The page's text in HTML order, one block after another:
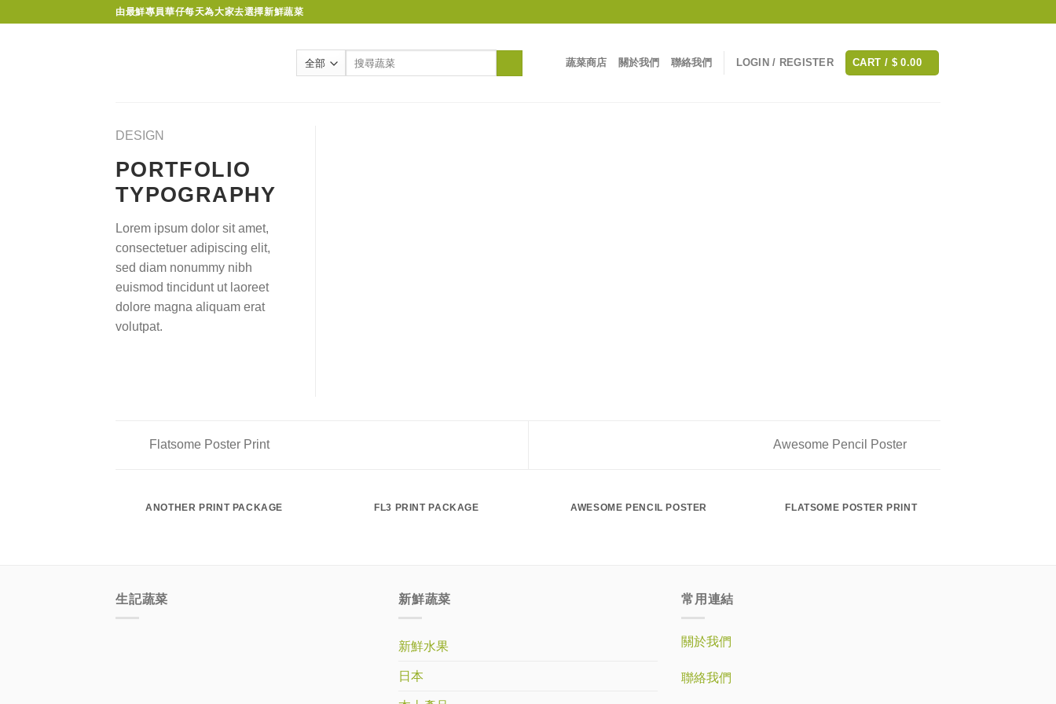
由最鮮專員華仔每天為大家去選擇新鮮蔬菜
蔬菜商店 關於我們 聯絡我們 LOGIN / REGISTER CART / $ 0.00
DESIGN
PORTFOLIO
TYPOGRAPHY
Lorem ipsum dolor sit amet,
consectetuer adipiscing elit,
sed diam nonummy nibh
euismod tincidunt ut laoreet
dolore magna aliquam erat
volutpat.
Flatsome Poster Print Awesome Pencil Poster
ANOTHER PRINT PACKAGE FL3 PRINT PACKAGE AWESOME PENCIL POSTER FLATSOME POSTER PRINT
生記蔬菜 新鮮蔬菜
新鮮水果
日本
常用連結
關於我們
聯絡我們